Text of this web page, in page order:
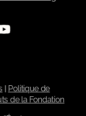
Politique de
de la Fondation